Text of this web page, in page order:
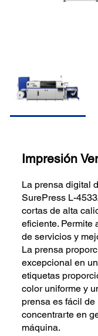
Impresión
La prensa digital
SurePress L-
cortas de alta
eficiente. Permite
de servicios y
La prensa
excepcional en
etiquetas
color uniforme y
prensa es fácil
concentrarte en
máquina.